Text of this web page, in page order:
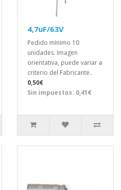
4,7uF/63V
Pedido mínimo 10
unidades. Imagen
orientativa, puede variar a
criterio del Fabricante..
0,50€
Sin impuestos: 0,41€